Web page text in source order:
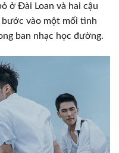
ở Đài Loan và hai cậu
vào một mối tình
ban nhạc học đường.